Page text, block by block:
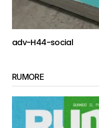
adv-H44-social
RUMORE